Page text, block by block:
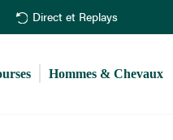
Direct et Replays
Hommes & Chevaux